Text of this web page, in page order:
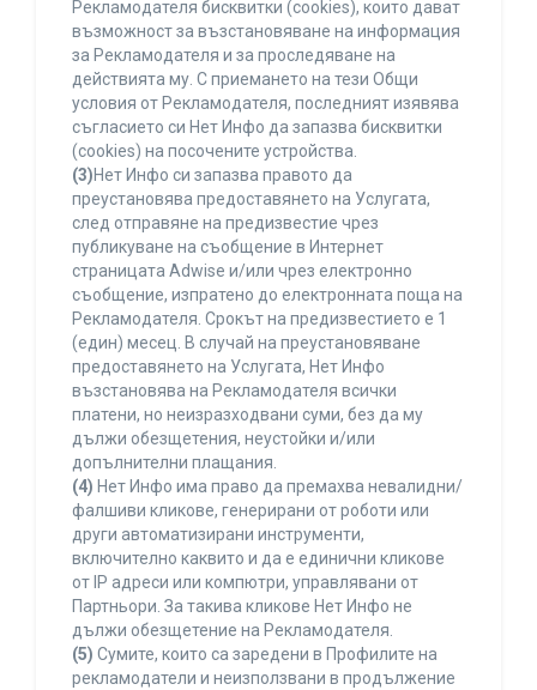
Рекламодателя бисквитки (cookies), които дават
възможност за възстановяване на информация
за Рекламодателя и за проследяване на
действията му. С приемането на тези Общи
условия от Рекламодателя, последният изявява
съгласието си Нет Инфо да запазва бисквитки
(cookies) на посочените устройства.
(3)Нет Инфо си запазва правото да
преустановява предоставянето на Услугата,
след отправяне на предизвестие чрез
публикуване на съобщение в Интернет
страницата Adwise и/или чрез електронно
съобщение, изпратено до електронната поща на
Рекламодателя. Срокът на предизвестието е 1
(един) месец. В случай на преустановяване
предоставянето на Услугата, Нет Инфо
възстановява на Рекламодателя всички
платени, но неизразходвани суми, без да му
дължи обезщетения, неустойки и/или
допълнителни плащания.
(4) Нет Инфо има право да премахва невалидни/
фалшиви кликове, генерирани от роботи или
други автоматизирани инструменти,
включително каквито и да е единични кликове
от IP адреси или компютри, управлявани от
Партньори. За такива кликове Нет Инфо не
дължи обезщетение на Рекламодателя.
(5) Сумите, които са заредени в Профилите на
рекламодатели и неизползвани в продължение